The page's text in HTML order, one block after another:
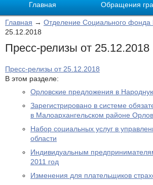
Главная Обращения
Главная → Отделение Социального фонда
25.12.2018
Пресс-релизы от 25.12.2018
Пресс-релизы от 25.12.2018
В этом разделе:
Орловские предложения в
Зарегистрировано в системе
в Малоархангельском районе
Набор социальных услуг в
области
Индивидуальным
2011 год
Изменения для плательщиков